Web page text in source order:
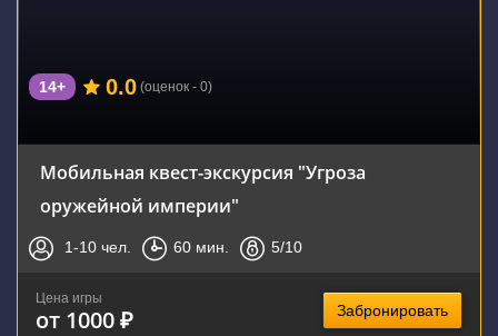
14+ 0.0 (оценок - 0)
Мобильная квест-экскурсия "Угроза
оружейной империи"
1-10 чел. 60 мин. 5/10
Цена игры
от 1000 ₽ Забронировать